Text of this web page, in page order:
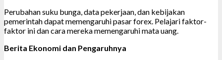
Perubahan suku bunga, data pekerjaan, dan kebijakan
pemerintah dapat memengaruhi pasar forex. Pelajari faktor-
faktor ini dan cara mereka memengaruhi mata uang.
Berita Ekonomi dan Pengaruhnya